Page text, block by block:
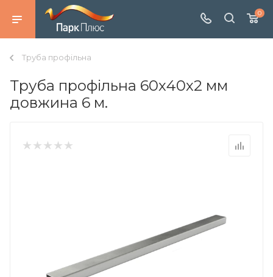
0
Труба профільна
Труба профільна 60х40х2 мм
довжина 6 м.